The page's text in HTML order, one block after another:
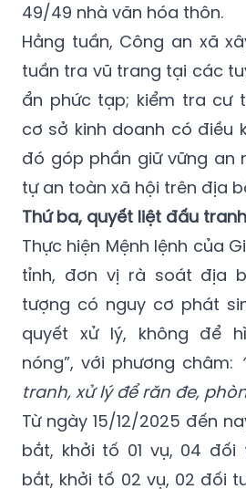
49/49 nhà văn hóa thôn.
Hằng tuần, Công an xã
tuần tra vũ trang tại các
ẩn phức tạp; kiểm tra cư
cơ sở kinh doanh có điều
đó góp phần giữ vững an
tự an toàn xã hội trên địa
Thứ ba, quyết liệt đấu
Thực hiện Mệnh lệnh của
tỉnh, đơn vị rà soát địa
tượng có nguy cơ phát
quyết xử lý, không để
nóng”, với phương châm:
tranh, xử lý để răn đe,
Từ ngày 15/12/2025 đến
bắt, khởi tố 01 vụ, 04 đối
bắt, khởi tố 02 vụ, 02 đối